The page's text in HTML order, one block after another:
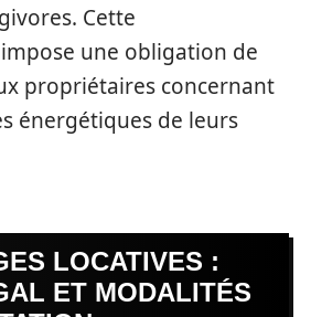
Cette
une obligation de
propriétaires concernant
énergétiques de leurs
LOCATIVES :
ET MODALITÉS